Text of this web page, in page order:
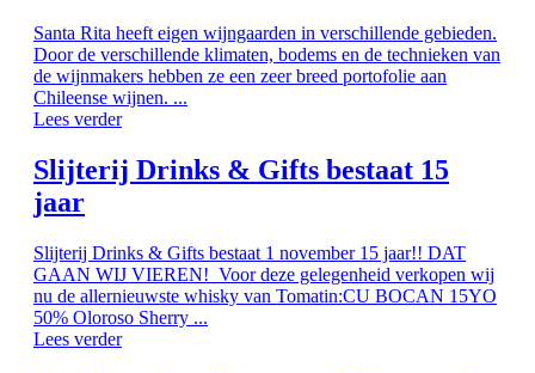
Santa Rita heeft eigen wijngaarden in verschillende gebieden.
Door de verschillende klimaten, bodems en de technieken van
de wijnmakers hebben ze een zeer breed portofolie aan
Chileense wijnen. ...
Lees verder
Slijterij Drinks & Gifts bestaat 15
jaar
Slijterij Drinks & Gifts bestaat 1 november 15 jaar!! DAT
GAAN WIJ VIEREN! Voor deze gelegenheid verkopen wij
nu de allernieuwste whisky van Tomatin:CU BOCAN 15YO
50% Oloroso Sherry ...
Lees verder